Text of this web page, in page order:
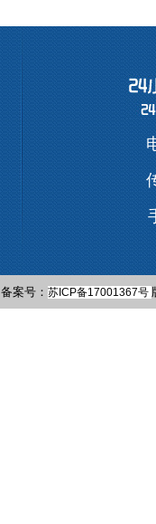
备案号： 苏ICP备17001367号